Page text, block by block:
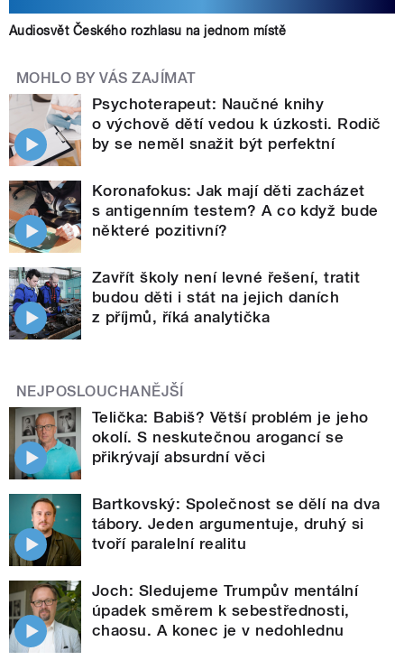
Audiosvět Českého rozhlasu na jednom místě
MOHLO BY VÁS ZAJÍMAT
Psychoterapeut: Naučné knihy
o výchově dětí vedou k úzkosti. Rodič
by se neměl snažit být perfektní
Koronafokus: Jak mají děti zacházet
s antigenním testem? A co když bude
některé pozitivní?
Zavřít školy není levné řešení, tratit
budou děti i stát na jejich daních
z příjmů, říká analytička
NEJPOSLOUCHANĚJŠÍ
Telička: Babiš? Větší problém je jeho
okolí. S neskutečnou arogancí se
přikrývají absurdní věci
Bartkovský: Společnost se dělí na dva
tábory. Jeden argumentuje, druhý si
tvoří paralelní realitu
Joch: Sledujeme Trumpův mentální
úpadek směrem k sebestřednosti,
chaosu. A konec je v nedohlednu